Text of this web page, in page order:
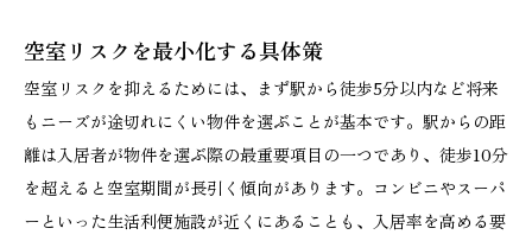
空室リスクを最小化する具体策
空室リスクを抑えるためには、まず駅から徒歩5分以内など将来
もニーズが途切れにくい物件を選ぶことが基本です。駅からの距
離は入居者が物件を選ぶ際の最重要項目の一つであり、徒歩10分
を超えると空室期間が長引く傾向があります。コンビニやスーパ
ーといった生活利便施設が近くにあることも、入居率を高める要